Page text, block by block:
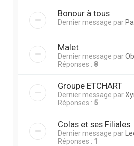
Bonour à tous
Dernier message par
Malet
Dernier message par
Réponses : 8
Groupe ETCHART
Dernier message par
Réponses : 5
Colas et ses Filiales
Dernier message par
Réponses : 1